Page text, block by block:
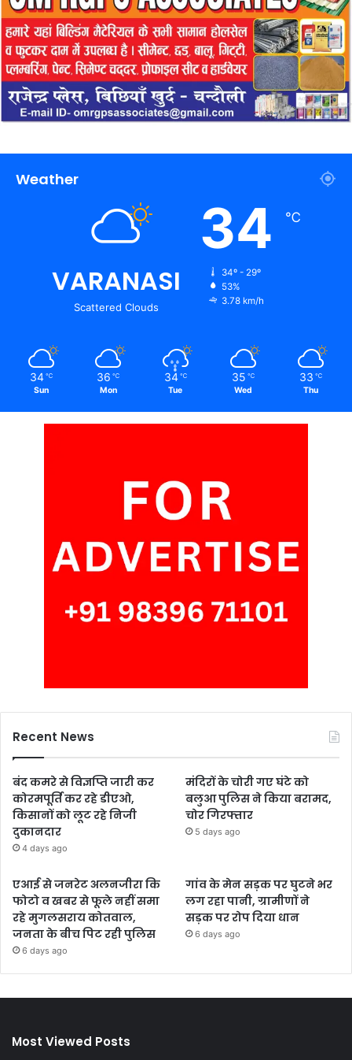
Weather
VARANASI
Scattered Clouds
34 ℃
34º - 29º
53%
3.78 km/h
34 ℃
Sun
36 ℃
Mon
34 ℃
Tue
35 ℃
Wed
33 ℃
Thu
Recent News
बंद कमरे से विज्ञप्ति जारी कर
कोरमपूर्ति कर रहे डीएओ,
किसानों को लूट रहे निजी
दुकानदार
4 days ago
मंदिरों के चोरी गए घंटे को
बलुआ पुलिस ने किया बरामद,
चोर गिरफ्तार
5 days ago
एआई से जनरेट अलनजीरा कि
फोटो व खबर से फूले नहीं समा
रहे मुगलसराय कोतवाल,
जनता के बीच पिट रही पुलिस
6 days ago
गांव के मेन सड़क पर घुटने भर
लग रहा पानी, ग्रामीणों ने
सड़क पर रोप दिया धान
6 days ago
Most Viewed Posts